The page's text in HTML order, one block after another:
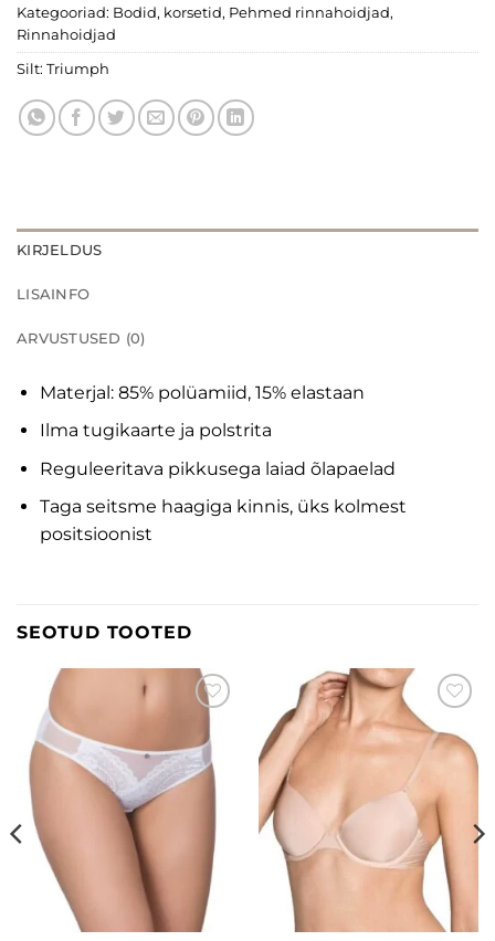
Kategooriad: Bodid, korsetid, Pehmed rinnahoidjad,
Rinnahoidjad
Silt: Triumph
KIRJELDUS
LISAINFO
ARVUSTUSED (0)
Materjal: 85% polüamiid, 15% elastaan
Ilma tugikaarte ja polstrita
Reguleeritava pikkusega laiad õlapaelad
Taga seitsme haagiga kinnis, üks kolmest
positsioonist
SEOTUD TOOTED
soovinimekirja
Lisa
soovinimekirja